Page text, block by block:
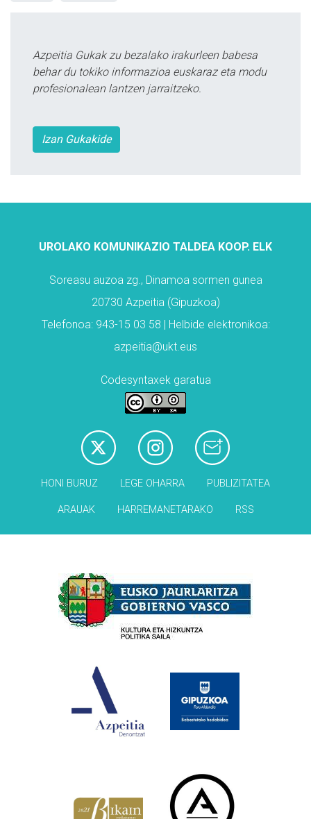
Azpeitia Gukak zu bezalako irakurleen babesa
behar du tokiko informazioa euskaraz eta modu
profesionalean lantzen jarraitzeko.
Izan Gukakide
UROLAKO KOMUNIKAZIO TALDEA KOOP. ELK
Soreasu auzoa zg., Dinamoa sormen gunea
20730 Azpeitia (Gipuzkoa)
Telefonoa: 943-15 03 58 | Helbide elektronikoa:
azpeitia@ukt.eus
Codesyntaxek garatua
HONI BURUZ LEGE OHARRA PUBLIZITATEA
ARAUAK HARREMANETARAKO RSS